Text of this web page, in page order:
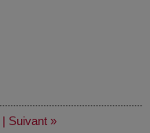
| Suivant »